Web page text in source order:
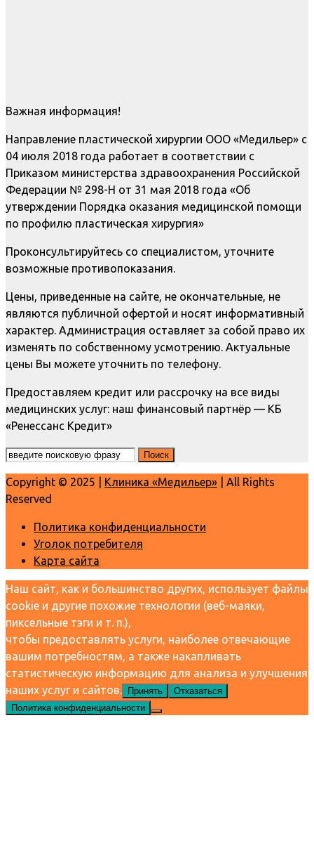
Важная информация!
Направление пластической хирургии ООО «Медильер» с
04 июля 2018 года работает в соответствии с
Приказом министерства здравоохранения Российской
Федерации № 298-Н от 31 мая 2018 года «Об
утверждении Порядка оказания медицинской помощи
по профилю пластическая хирургия»
Проконсультируйтесь со специалистом, уточните
возможные противопоказания.
Цены, приведенные на сайте, не окончательные, не
являются публичной офертой и носят информативный
характер. Администрация оставляет за собой право их
изменять по собственному усмотрению. Актуальные
цены Вы можете уточнить по телефону.
Предоставляем кредит или рассрочку на все виды
медицинских услуг: наш финансовый партнёр — КБ
«Ренессанс Кредит»
Copyright © 2025 | Клиника «Медильер» | All Rights
Reserved
Политика конфиденциальности
Уголок потребителя
Карта сайта
Наш сайт, как и большинство других, использует файлы
cookie и другие похожие технологии (веб-маяки,
пиксельные тэги и т. п.),
чтобы предоставлять услуги, наиболее отвечающие
вашим потребностям, а также накапливать
статистическую информацию для анализа и улучшения
наших услуг и сайтов.
Принять
Отказаться
Политика конфиденциальности